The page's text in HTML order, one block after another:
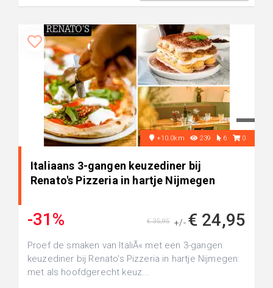
+10.0km 239 6 0
Italiaans 3-gangen keuzediner bij
Renato's Pizzeria in hartje Nijmegen
-31% +/- € 24,95
€ 35,95
Proef de smaken van ItaliÃ« met een 3-gangen
keuzediner bij Renato's Pizzeria in hartje Nijmegen:
met als hoofdgerecht keuz...